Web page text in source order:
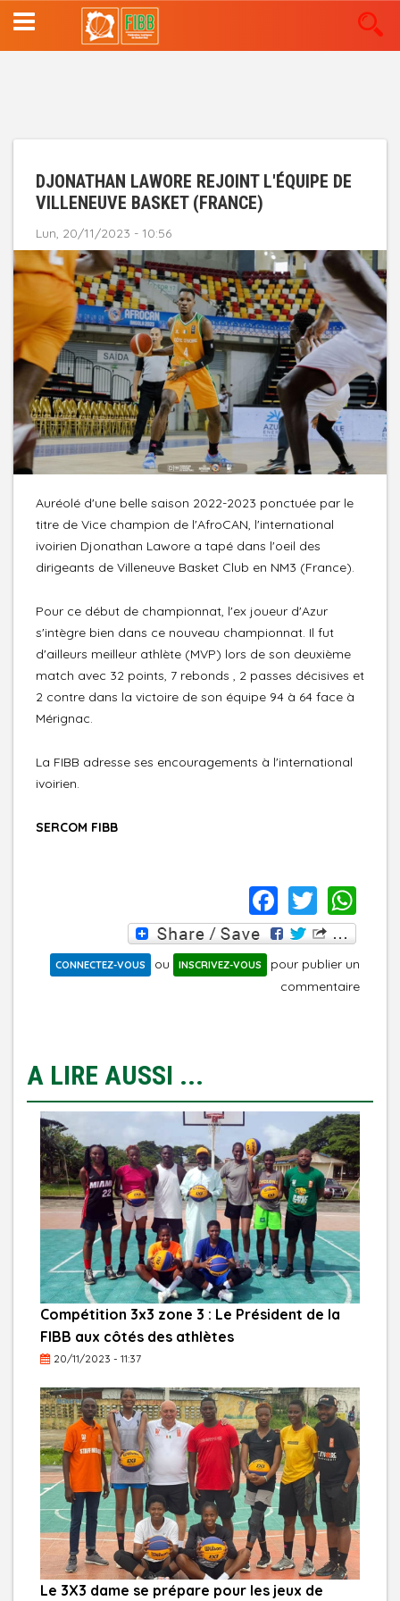
Aller
au
contenu
DJONATHAN LAWORE REJOINT L'ÉQUIPE DE
VILLENEUVE BASKET (FRANCE)
Lun, 20/11/2023 - 10:56
Auréolé d'une belle saison 2022-2023 ponctuée par le
titre de Vice champion de l'AfroCAN, l'international
ivoirien Djonathan Lawore a tapé dans l'oeil des
dirigeants de Villeneuve Basket Club en NM3 (France).
Pour ce début de championnat, l'ex joueur d'Azur
s'intègre bien dans ce nouveau championnat. Il fut
d'ailleurs meilleur athlète (MVP) lors de son deuxième
match avec 32 points, 7 rebonds , 2 passes décisives et
2 contre dans la victoire de son équipe 94 à 64 face à
Mérignac.
La FIBB adresse ses encouragements à l'international
ivoirien.
SERCOM FIBB
CONNECTEZ-VOUS ou INSCRIVEZ-VOUS
pour publier un
commentaire
A LIRE AUSSI ...
Compétition 3x3 zone 3 : Le Président de la
FIBB aux côtés des athlètes
20/11/2023 - 11:37
Le 3X3 dame se prépare pour les jeux de